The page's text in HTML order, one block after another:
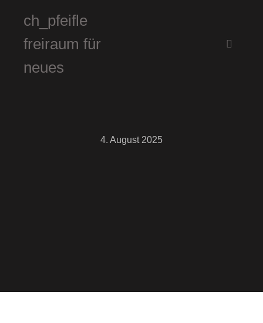
ch_pfeifle
freiraum für
neues
4. August 2025